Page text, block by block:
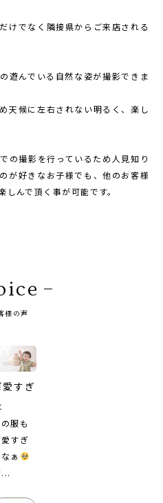
けでなく隣接県からご来店される
遊んでいる自然な姿が撮影できま
天候に左右されない明るく、楽し
の撮影を行っているため人見知り
が好きなお子様でも、他のお客様
んで頂く事が可能です。
様の声
愛すぎ
の服も
すぎ
ぁ
...